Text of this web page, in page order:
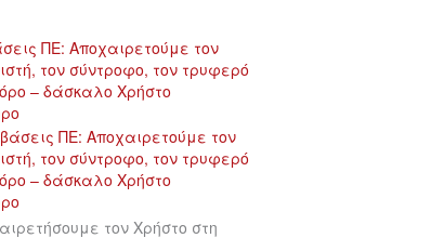
ΠΕ: Αποχαιρετούμε τον
τον σύντροφο, τον τρυφερό
– δάσκαλο Χρήστο
τον Χρήστο στη